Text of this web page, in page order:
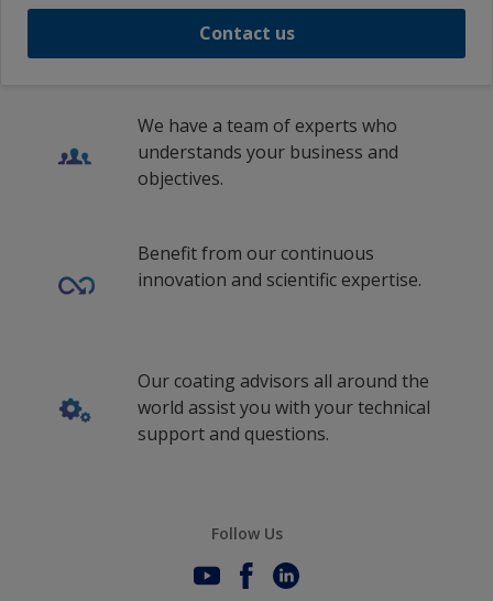
Contact us
We have a team of experts who
understands your business and
objectives.
Benefit from our continuous
innovation and scientific expertise.
Our coating advisors all around the
world assist you with your technical
support and questions.
Follow Us